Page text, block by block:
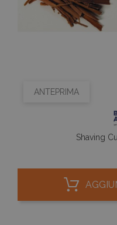
ANTEPRIMA
Shaving